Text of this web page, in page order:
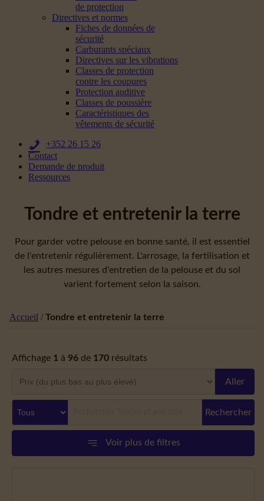
de protection
Directives et normes
Fiches de données de
sécurité
Carburants spéciaux
Directives sur les vibrations
Classes de protection
contre les coupures
Protection auditive
Classes de poussière
Caractéristiques des
vêtements de sécurité
+352 26 15 26
Contact
Demande de produit
Ressources
Tondre et entretenir la terre
Pour garder votre pelouse en bonne santé, il est essentiel
de l'entretenir régulièrement. L'arrosage, la fertilisation et
les autres mesures d'entretien de la pelouse et du sol
varient fortement selon la saison.
Accueil / Tondre et entretenir la terre
Affichage 1 à 96 de 170 résultats
Aller
Rechercher
Voir plus de filtres